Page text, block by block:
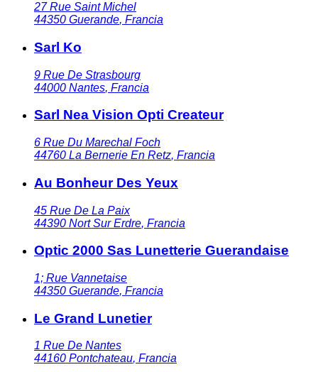
27 Rue Saint Michel
44350 Guerande, Francia
Sarl Ko
9 Rue De Strasbourg
44000 Nantes, Francia
Sarl Nea Vision Opti Createur
6 Rue Du Marechal Foch
44760 La Bernerie En Retz, Francia
Au Bonheur Des Yeux
45 Rue De La Paix
44390 Nort Sur Erdre, Francia
Optic 2000 Sas Lunetterie Guerandaise
1; Rue Vannetaise
44350 Guerande, Francia
Le Grand Lunetier
1 Rue De Nantes
44160 Pontchateau, Francia